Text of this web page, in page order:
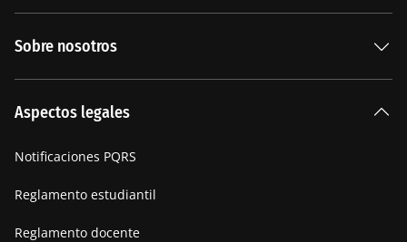
Sobre nosotros
Manifiesto
Aspectos legales
Notificaciones PQRS
Reglamento estudiantil
Reglamento docente